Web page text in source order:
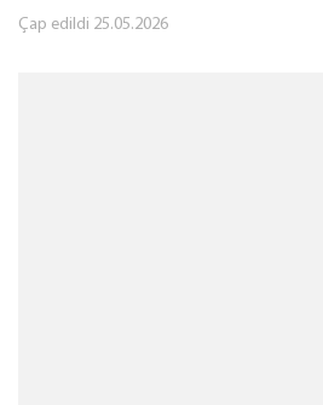
Çap edildi 25.05.2026